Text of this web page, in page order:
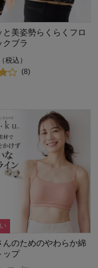
と美姿勢らくらくフロ
クブラ
（税込）
(8)
んのためのやわらか綿
ップ